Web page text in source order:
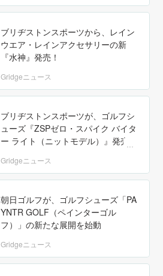
ブリヂストンスポーツから、レイン
ウエア・レインアクセサリーの新
『水神』発売！
Gridgeニュース
ブリヂストンスポーツが、ゴルフシ
ューズ『ZSPゼロ・スパイク バイタ
ー ライト（ニットモデル）』発売！
Gridgeニュース
朝日ゴルフが、ゴルフシューズ「PA
YNTR GOLF（ペインターゴル
フ）」の新たな展開を始動
Gridgeニュース